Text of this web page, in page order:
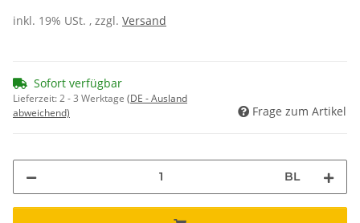
inkl. 19% USt. , zzgl. Versand
Sofort verfügbar
Lieferzeit:2 - 3 Werktage (DE - Ausland
abweichend)
Frage zum Artikel
BL